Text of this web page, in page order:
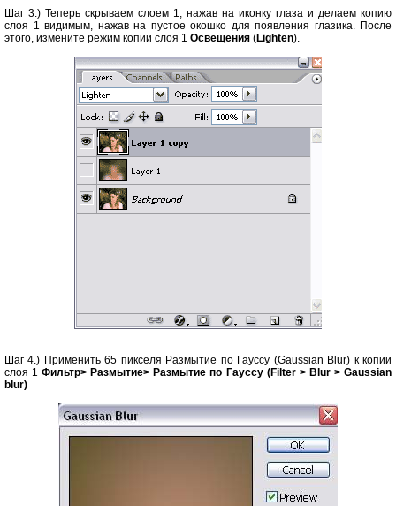
Шаг 3.) Теперь скрываем слоем 1, нажав на иконку глаза и делаем копию
слоя 1 видимым, нажав на пустое окошко для появления глазика. После
этого, измените режим копии слоя 1 Освещения (Lighten).
Шаг 4.) Применить 65 пикселя Размытие по Гауссу (Gaussian Blur) к копии
слоя 1 Фильтр> Размытие> Размытие по Гауссу (Filter > Blur > Gaussian
blur)